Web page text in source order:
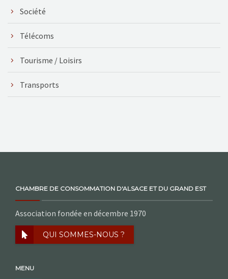
Société
Télécoms
Tourisme / Loisirs
Transports
CHAMBRE DE CONSOMMATION D'ALSACE ET DU GRAND EST
Association fondée en décembre 1970
QUI SOMMES-NOUS ?
MENU